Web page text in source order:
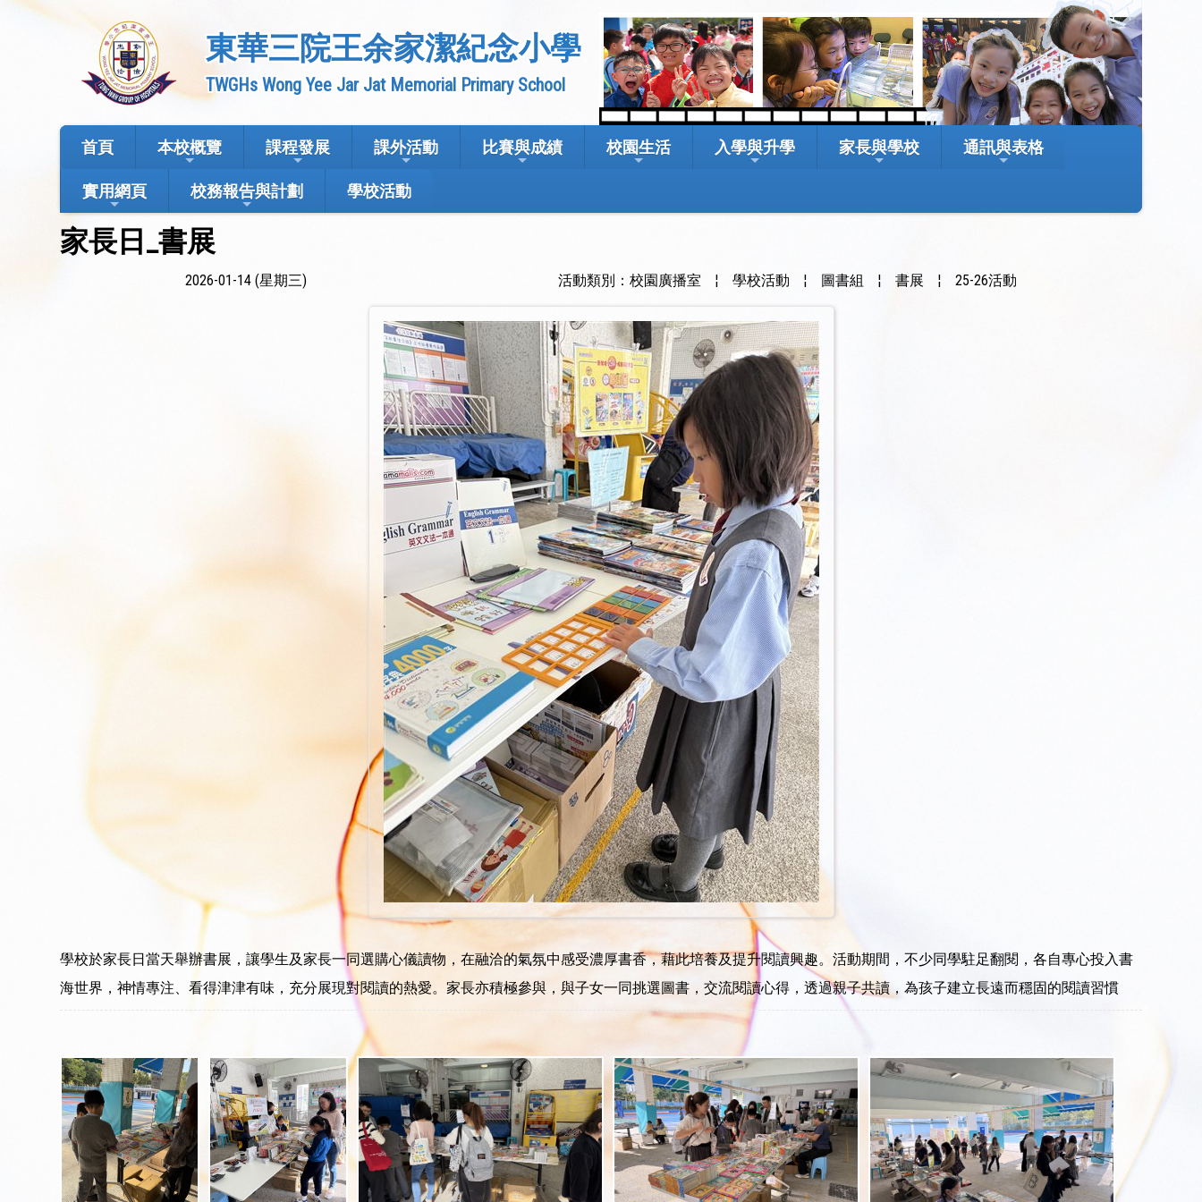
東華三院王余家潔紀念小學
TWGHs Wong Yee Jar Jat Memorial Primary School
首頁 本校概覽 課程發展 課外活動 比賽與成績 校園生活 入學與升學 家長與學校 通訊與表格
實用網頁 校務報告與計劃 學校活動
家長日_書展
2026-01-14 (星期三) 活動類別：校園廣播室 ¦ 學校活動 ¦ 圖書組 ¦ 書展 ¦ 25-26活動
學校於家長日當天舉辦書展，讓學生及家長一同選購心儀讀物，在融洽的氣氛中感受濃厚書香，藉此培養及提升閱讀興趣。 ​ 活動期間，不少同學駐足翻閱，各自專心投入書
海世界，神情專注、看得津津有味，充分展現對閱讀的熱愛。 ​ 家長亦積極參與，與子女一同挑選圖書，交流閱讀心得，透過親子共讀，為孩子建立長遠而穩固的閱讀習慣